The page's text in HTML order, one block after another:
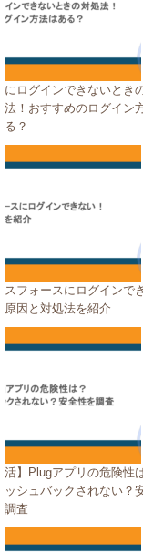
にログインできないとき
法！おすすめのログイン
る？
スフォースにログインで
原因と対処法を紹介
活】Plugアプリの危険性
ッシュバックされない？
調査